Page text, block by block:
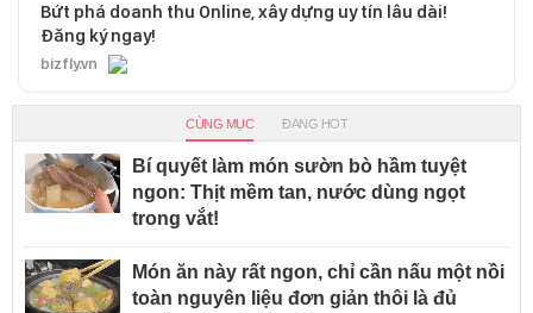
Bứt phá doanh thu Online, xây dựng uy tín lâu dài!
Đăng ký ngay!
bizfly.vn
CÙNG MỤC ĐANG HOT
Bí quyết làm món sườn bò hầm tuyệt
ngon: Thịt mềm tan, nước dùng ngọt
trong vắt!
Món ăn này rất ngon, chỉ cần nấu một nồi
toàn nguyên liệu đơn giản thôi là đủ